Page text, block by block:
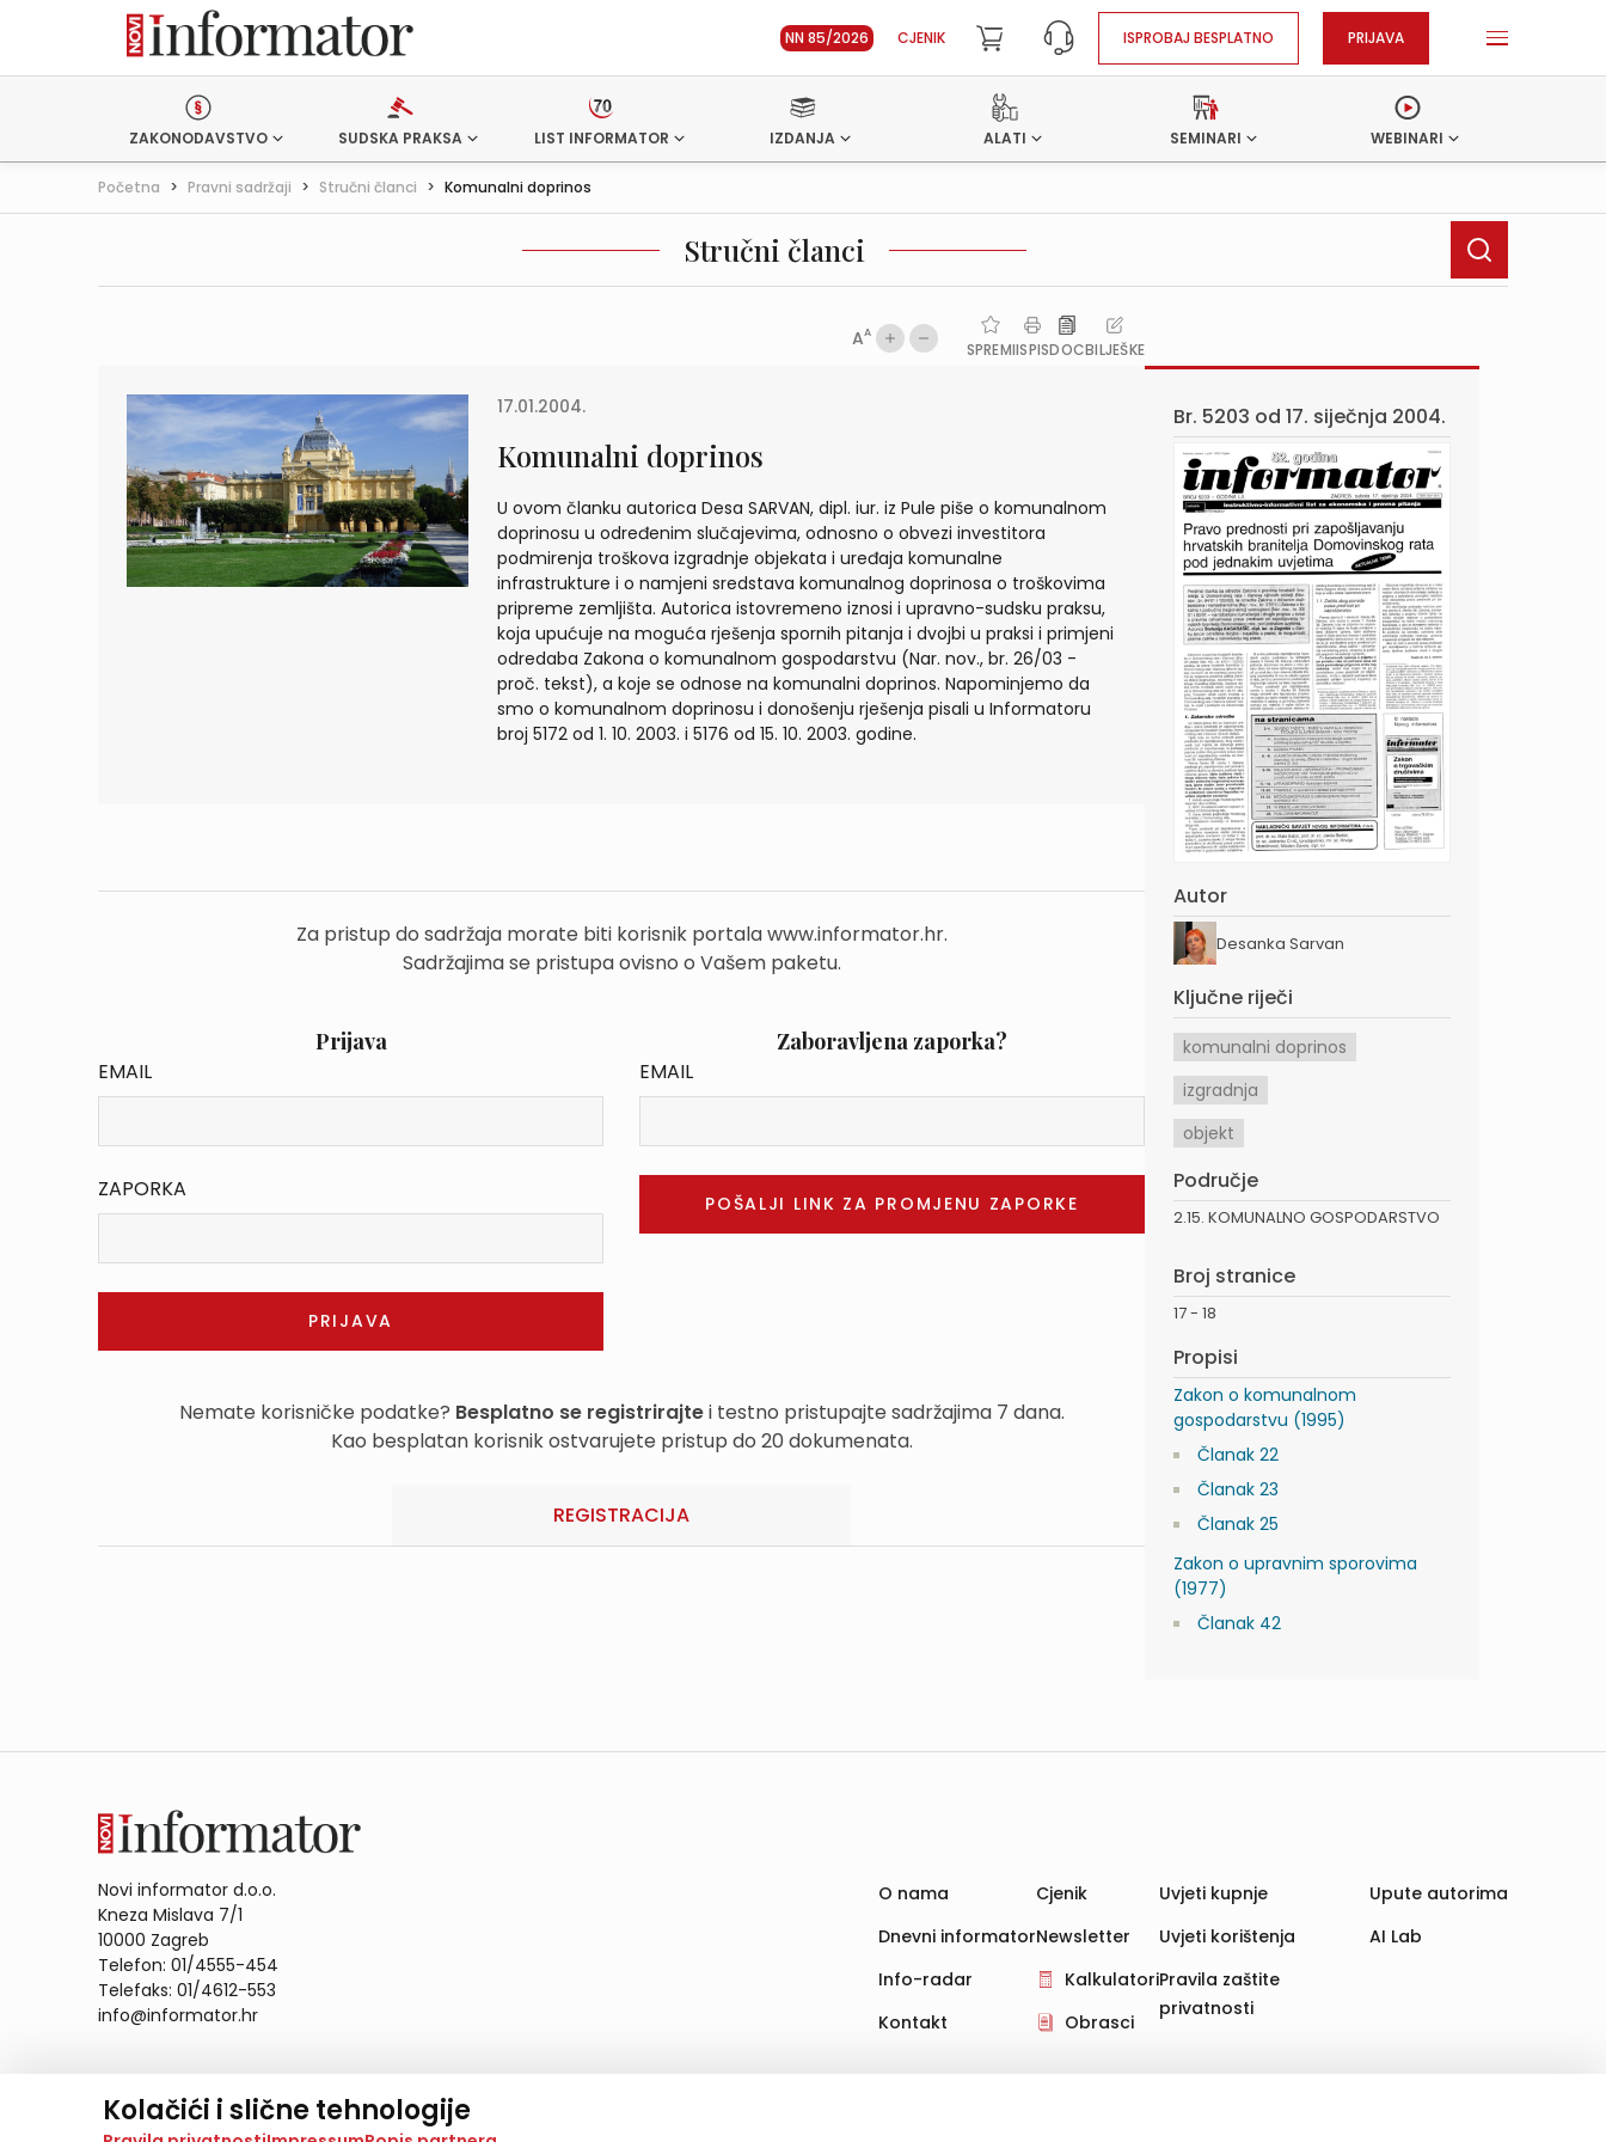
Kolačići i slične tehnologije
NN 85/2026 CJENIK ISPROBAJ BESPLATNO PRIJAVA
ZAKONODAVSTVO SUDSKA PRAKSA LIST INFORMATOR IZDANJA ALATI SEMINARI WEBINARI
Početna > Pravni sadržaji > Stručni članci > Komunalni doprinos
Stručni članci
AA
SPREMIISPISDOCBILJEŠKE
17.01.2004.
Komunalni doprinos
U ovom članku autorica Desa SARVAN, dipl. iur. iz Pule piše o komunalnom
doprinosu u određenim slučajevima, odnosno o obvezi investitora
podmirenja troškova izgradnje objekata i uređaja komunalne
infrastrukture i o namjeni sredstava komunalnog doprinosa o troškovima
pripreme zemljišta. Autorica istovremeno iznosi i upravno-sudsku praksu,
koja upućuje na moguća rješenja spornih pitanja i dvojbi u praksi i primjeni
odredaba Zakona o komunalnom gospodarstvu (Nar. nov., br. 26/03 -
proč. tekst), a koje se odnose na komunalni doprinos. Napominjemo da
smo o komunalnom doprinosu i donošenju rješenja pisali u Informatoru
broj 5172 od 1. 10. 2003. i 5176 od 15. 10. 2003. godine.
Za pristup do sadržaja morate biti korisnik portala www.informator.hr.
Sadržajima se pristupa ovisno o Vašem paketu.
Prijava
EMAIL
ZAPORKA
Zaboravljena zaporka?
EMAIL
Nemate korisničke podatke? Besplatno se registrirajtei testno pristupajte sadržajima 7 dana.
Kao besplatan korisnik ostvarujete pristup do 20 dokumenata.
REGISTRACIJA
Br. 5203 od 17. siječnja 2004.
Autor
Desanka Sarvan
Ključne riječi
komunalni doprinos
izgradnja
objekt
Područje
2.15. KOMUNALNO GOSPODARSTVO
Broj stranice
17 - 18
Propisi
Zakon o komunalnom
gospodarstvu (1995)
Članak 22
Članak 23
Članak 25
Zakon o upravnim sporovima
(1977)
Članak 42
Novi informator d.o.o.
Kneza Mislava 7/1
10000 Zagreb
Telefon: 01/4555-454
Telefaks: 01/4612-553
info@informator.hr
O nama
Dnevni informator
Info-radar
Kontakt
Cjenik
Newsletter
Kalkulatori
Obrasci
Uvjeti kupnje
Uvjeti korištenja
Pravila zaštite
privatnosti
Upute autorima
AI Lab